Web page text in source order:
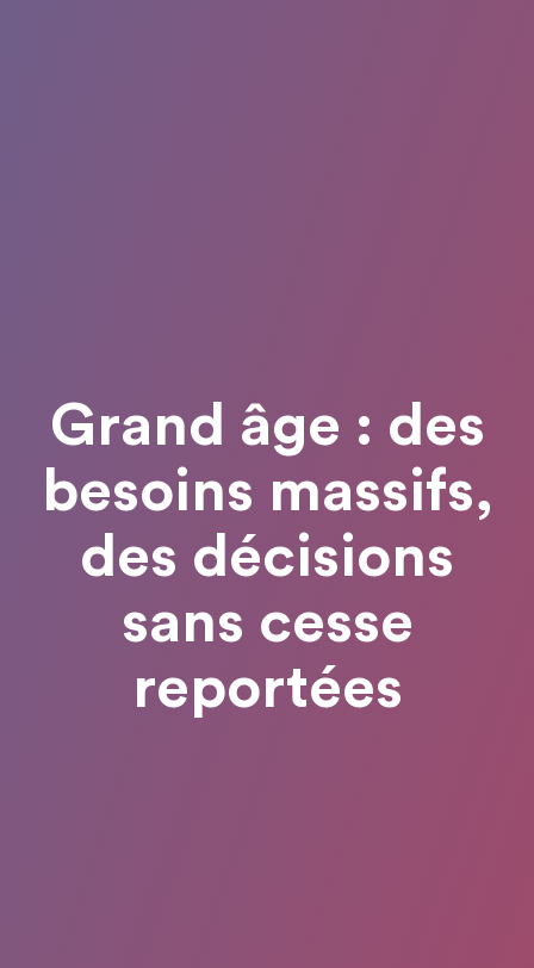
Grand âge : des
besoins massifs,
des décisions
sans cesse
reportées